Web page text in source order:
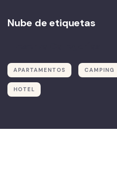
Nube de etiquetas
APARTAMENTOS CAMPING
HOTEL